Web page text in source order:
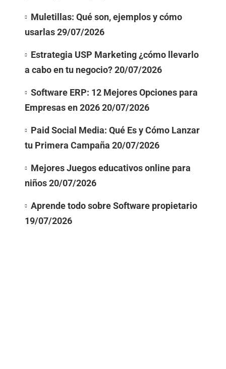
Muletillas: Qué son, ejemplos y cómo
usarlas29/07/2026
Estrategia USP Marketing ¿cómo llevarlo
a cabo en tu negocio?20/07/2026
Software ERP: 12 Mejores Opciones para
Empresas en 202620/07/2026
Paid Social Media: Qué Es y Cómo Lanzar
tu Primera Campaña 20/07/2026
Mejores Juegos educativos online para
niños20/07/2026
Aprende todo sobre Software propietario
19/07/2026